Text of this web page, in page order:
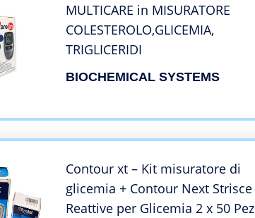
MULTICARE in MISURATORE
COLESTEROLO,GLICEMIA,
TRIGLICERIDI
BIOCHEMICAL SYSTEMS
Contour xt – Kit misuratore di
glicemia + Contour Next Strisce
Reattive per Glicemia 2 x 50 Pezzi